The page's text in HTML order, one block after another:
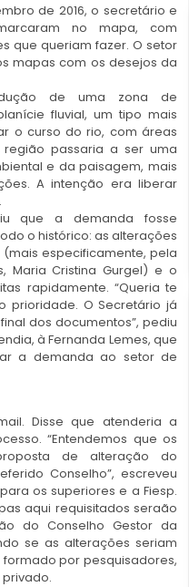
de 2016, o secretário e
no mapa, com
que queriam fazer. O setor
mapas com os desejos da
de uma zona de
fluvial, um tipo mais
o curso do rio, com áreas
passaria a ser uma
e da paisagem, mais
A intenção era liberar
que a demanda fosse
o histórico: as alterações
especificamente, pela
Maria Cristina Gurgel) e o
rapidamente. “Queria te
prioridade. O Secretário já
dos documentos”, pediu
à Fernanda Lemes, que
a demanda ao setor de
Disse que atenderia a
“Entendemos que os
de alteração do
Conselho”, escreveu
os superiores e a Fiesp.
aqui requisitados seraão
do Conselho Gestor da
se as alterações seriam
por pesquisadores,